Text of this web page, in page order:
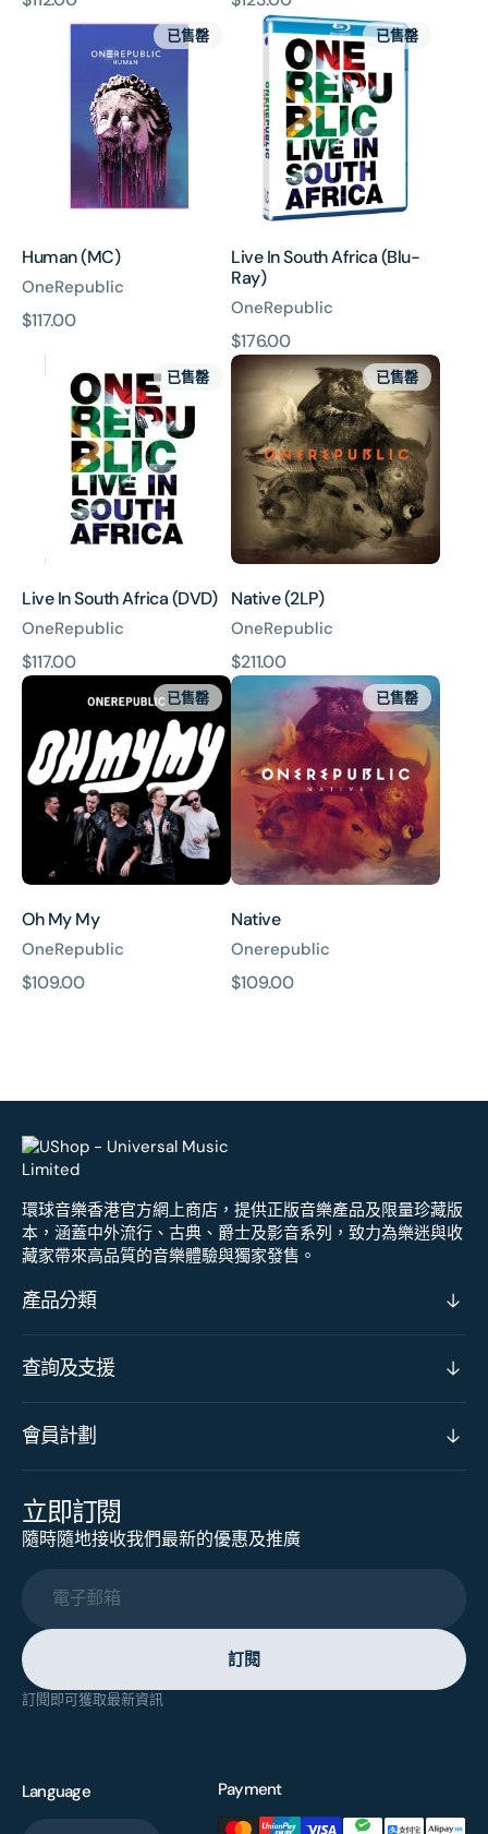
Human
已售罄
Human (MC)
OneRepublic
原
$117.00
Africa
(Blu-
Ray)
已售罄
Live In South Africa (Blu-
Ray)
OneRepublic
原
價
$176.00
已售罄
Live In South Africa (DVD)
OneRepublic
原
價
$117.00
Native
(2LP)
已售罄
Native (2LP)
OneRepublic
原
價
$211.00
Oh
My
已售罄
Oh My My
OneRepublic
原
$109.00
Native
已售罄
Native
Onerepublic
原
$109.00
環球音樂香港官方網上商店，提供正版音樂產品及限量珍藏版
本，涵蓋中外流行、古典、爵士及影音系列，致力為樂迷與收
藏家帶來高品質的音樂體驗與獨家發售。
產品分類
查詢及支援
會員計劃
立即訂閱
隨時隨地接收我們最新的優惠及推廣
電子郵箱
訂閱
訂閱即可獲取最新資訊
Language Payment